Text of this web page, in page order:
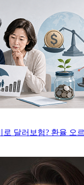
로 달러보험? 환율 오